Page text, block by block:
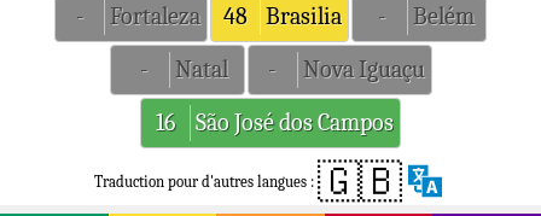
-
Fortaleza 48 Brasilia -
Belém
-
Natal -
Nova Iguaçu
16
São José dos Campos
Traduction pour d'autres langues : 🇬🇧